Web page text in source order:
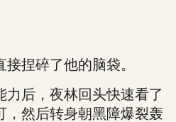
捏碎了他的脑袋。
后，夜林回头快速看了
，然后转身朝黑障爆裂轰